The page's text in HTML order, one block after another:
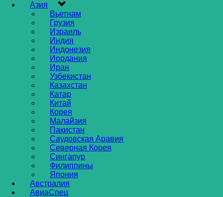
Азия
Вьетнам
Грузия
Израиль
Индия
Индонезия
Иордания
Иран
Узбекистан
Казахстан
Катар
Китай
Корея
Малайзия
Пакистан
Саудовская Аравия
Северная Корея
Сингапур
Филиппины
Япония
Австралия
АвиаСпец